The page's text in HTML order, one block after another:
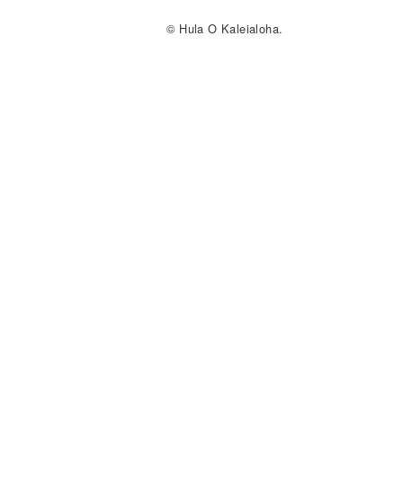
© Hula O Kaleialoha.